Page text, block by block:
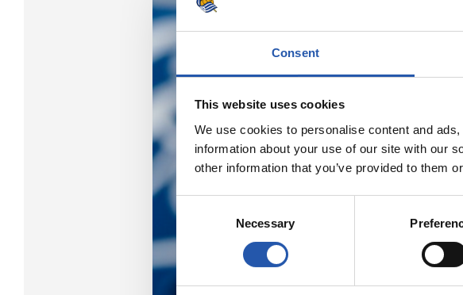
Consent
This website uses cookies
We use cookies to personalise content and
information about your use of our site with our
other information that you’ve provided to them
Necessary